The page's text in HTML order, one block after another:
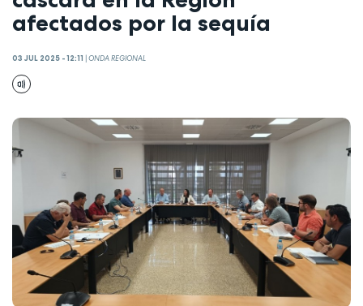
afectados por la sequía
03 JUL 2025 - 12:11 ONDA REGIONAL